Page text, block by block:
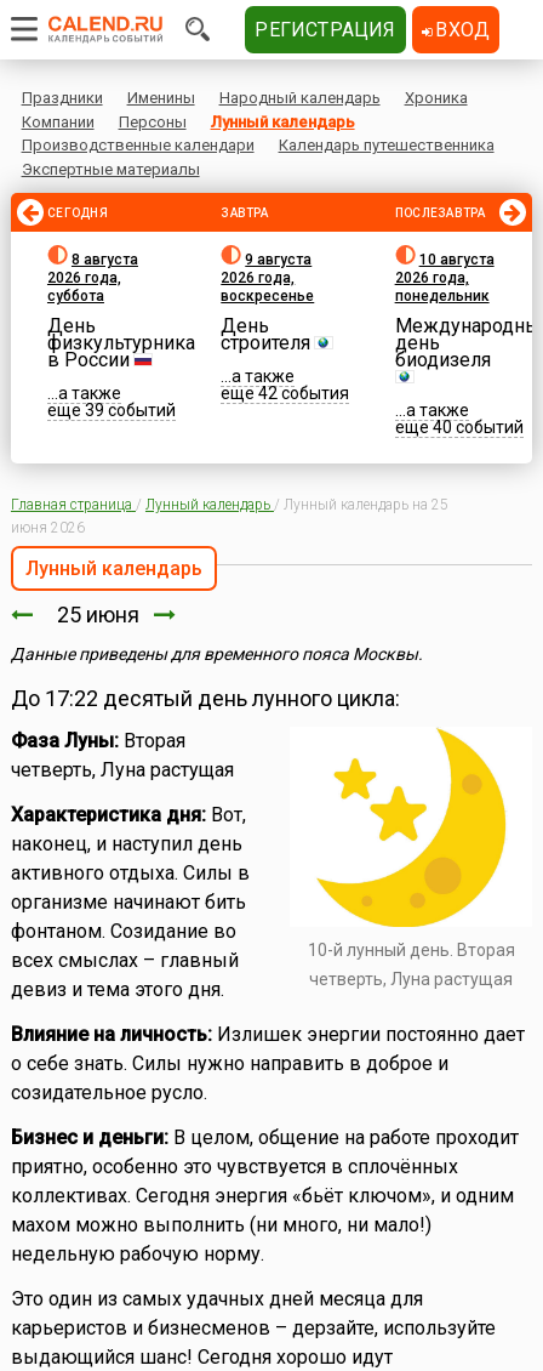
Праздники Именины Народный календарь
Хроника
Компании
Персоны
Лунный календарь
Производственные календари
Календарь путешественника
Экспертные материалы
СЕГОДНЯ
8 августа
2026 года,
суббота
День
физкультурника
в России
...а также
еще 39 событий
ЗАВТРА
9 августа
2026 года,
воскресенье
День
строителя
...а также
еще 42 события
ПОСЛЕЗАВТРА
10 августа
2026 года,
понедельник
день
биодизеля
...а также
еще 40 событий
Главная страница / Лунный календарь / Лунный календарь на 25
июня 2026
Лунный календарь
25 июня
Данные приведены для временного пояса Москвы.
До 17:22 десятый день лунного цикла:
10-й лунный день. Вторая
четверть, Луна растущая
Фаза Луны: Вторая
четверть, Луна растущая
Характеристика дня:Вот,
наконец, и наступил день
активного отдыха. Силы в
организме начинают бить
фонтаном. Созидание во
всех смыслах – главный
девиз и тема этого дня.
Влияние на личность:Излишек энергии постоянно дает
о себе знать. Силы нужно направить в доброе и
созидательное русло.
Бизнес и деньги:В целом, общение на работе проходит
приятно, особенно это чувствуется в сплочённых
коллективах. Сегодня энергия «бьёт ключом», и одним
махом можно выполнить (ни много, ни мало!)
недельную рабочую норму.
Это один из самых удачных дней месяца для
карьеристов и бизнесменов – дерзайте, используйте
выдающийся шанс! Сегодня хорошо идут
РЕГИСТРАЦИЯ ВХОД